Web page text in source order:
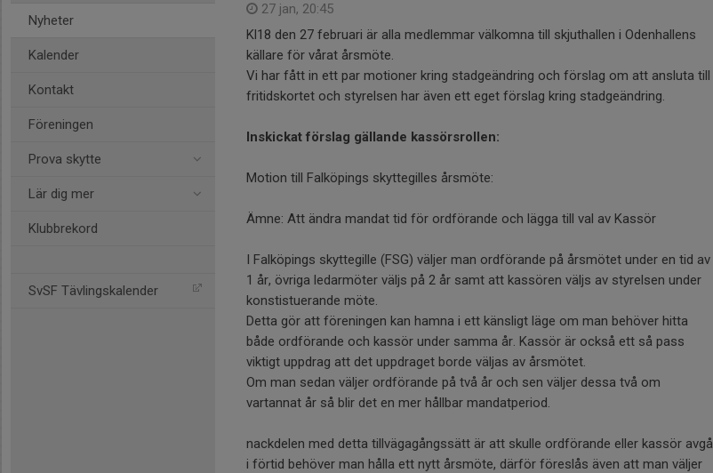
Nyheter
Kalender
Kontakt
Föreningen
Prova skytte
Lär dig mer
Klubbrekord
SvSF Tävlingskalender
27 jan, 20:45
Kl18 den 27 februari är alla medlemmar välkomna till skjuthallen i Odenhallens
källare för vårat årsmöte.
Vi har fått in ett par motioner kring stadgeändring och förslag om att ansluta till
fritidskortet och styrelsen har även ett eget förslag kring stadgeändring.
Inskickat förslag gällande kassörsrollen:
Motion till Falköpings skyttegilles årsmöte:
Ämne: Att ändra mandat tid för ordförande och lägga till val av Kassör
I Falköpings skyttegille (FSG) väljer man ordförande på årsmötet under en tid av
1 år, övriga ledarmöter väljs på 2 år samt att kassören väljs av styrelsen under
konstistuerande möte.
Detta gör att föreningen kan hamna i ett känsligt läge om man behöver hitta
både ordförande och kassör under samma år. Kassör är också ett så pass
viktigt uppdrag att det uppdraget borde väljas av årsmötet.
Om man sedan väljer ordförande på två år och sen väljer dessa två om
vartannat år så blir det en mer hållbar mandatperiod.
nackdelen med detta tillvägagångssätt är att skulle ordförande eller kassör avgå
i förtid behöver man hålla ett nytt årsmöte, därför föreslås även att man väljer